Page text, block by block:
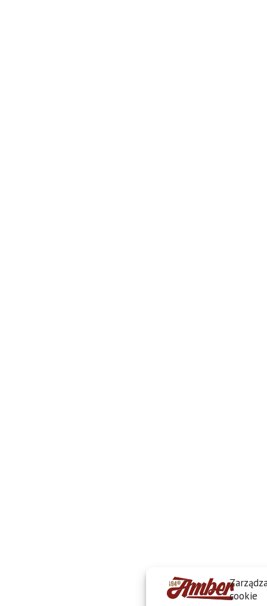
cookie